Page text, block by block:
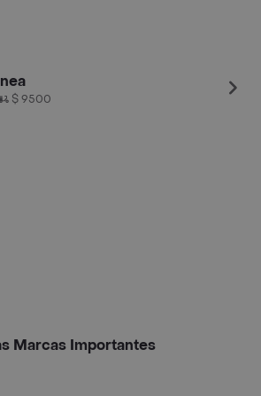
$ 9500
Marcas Importantes